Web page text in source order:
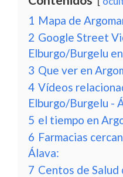
1 Mapa de
2 Google Street
Elburgo/Burgelu
3 Que ver en
4 Vídeos
Elburgo/Burgelu -
5 el tiempo en
6 Farmacias
Álava:
7 Centos de Salud